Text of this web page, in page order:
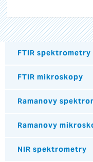
FTIR spektrometry
FTIR mikroskopy
Ramanovy
Ramanovy
NIR spektrometry